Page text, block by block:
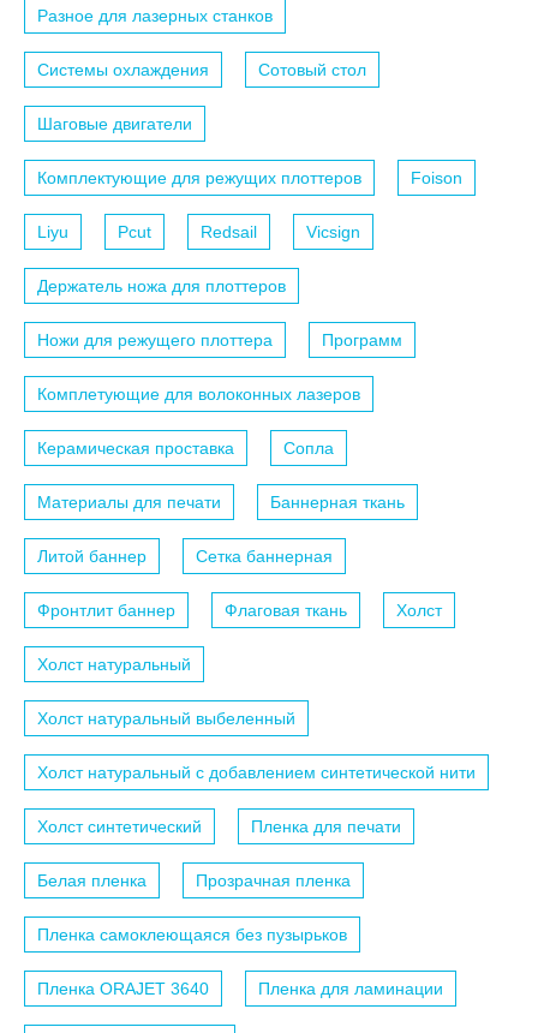
Разное для лазерных станков
Системы охлаждения Сотовый стол
Шаговые двигатели
Комплектующие для режущих плоттеров Foison
Liyu Pcut Redsail Vicsign
Держатель ножа для плоттеров
Ножи для режущего плоттера Программ
Комплетующие для волоконных лазеров
Керамическая проставка Сопла
Материалы для печати Баннерная ткань
Литой баннер Сетка баннерная
Фронтлит баннер Флаговая ткань Холст
Холст натуральный
Холст натуральный выбеленный
Холст натуральный с добавлением синтетической нити
Холст синтетический Пленка для печати
Белая пленка Прозрачная пленка
Пленка самоклеющаяся без пузырьков
Пленка ORAJET 3640 Пленка для ламинации